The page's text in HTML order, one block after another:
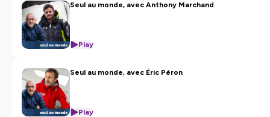
Seul au monde, avec Anthony Marchand
Play
Seul au monde, avec Éric Péron
Play